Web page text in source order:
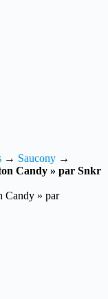
→ Saucony →
Candy » par Snkr
Candy » par